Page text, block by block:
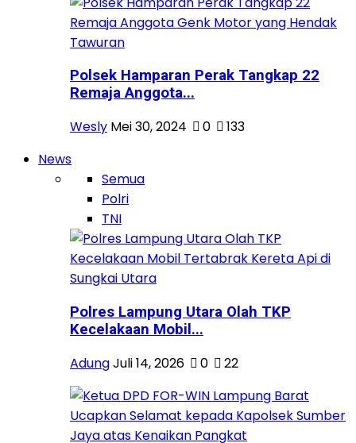
Polsek Hamparan Perak Tangkap 22
Remaja Anggota...
Wesly Mei 30, 2024 0
133
News
Semua
Polri
TNI
Polres Lampung Utara Olah TKP
Kecelakaan Mobil...
AdungJuli 14, 2026 0 22